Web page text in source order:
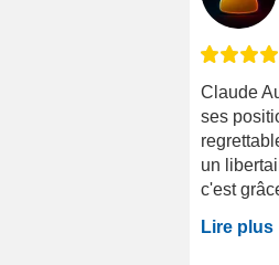
Claude
ses
un
c'est
Lire plus